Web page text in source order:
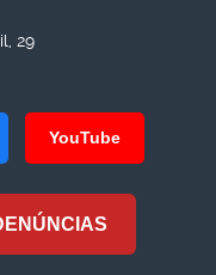
29
YouTube